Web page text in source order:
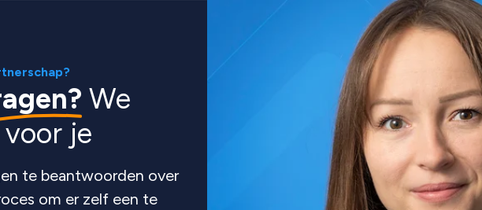
We
voor je
te beantwoorden over
om er zelf een te